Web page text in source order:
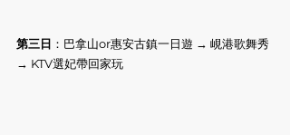
第三日 ：巴拿山or惠安古鎮一日遊 → 峴港歌舞秀
→ KTV選妃帶回家玩